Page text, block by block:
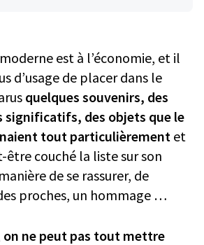
est à l’économie, et il
d’usage de placer dans le
quelques souvenirs, des
significatifs, des objets que le
tout particulièrement et
couché la liste sur son
de se rassurer, de
proches, un hommage …
on ne peut pas tout mettre